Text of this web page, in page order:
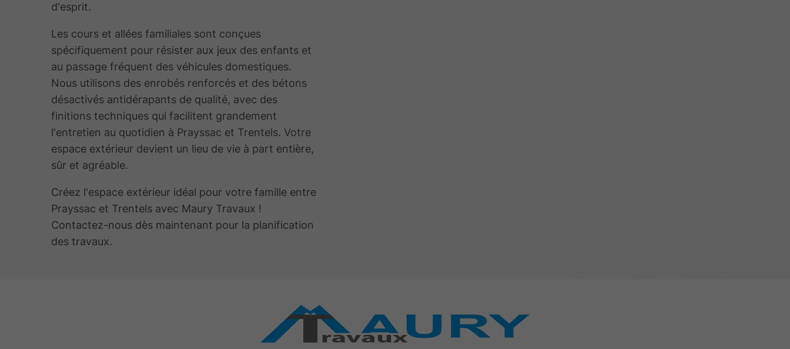
d'esprit.
Les cours et allées familiales sont conçues
spécifiquement pour résister aux jeux des enfants et
au passage fréquent des véhicules domestiques.
Nous utilisons des enrobés renforcés et des bétons
désactivés antidérapants de qualité, avec des
finitions techniques qui facilitent grandement
l'entretien au quotidien à Prayssac et Trentels. Votre
espace extérieur devient un lieu de vie à part entière,
sûr et agréable.
Créez l'espace extérieur idéal pour votre famille entre
Prayssac et Trentels avec Maury Travaux !
Contactez-nous dès maintenant pour la planification
des travaux.